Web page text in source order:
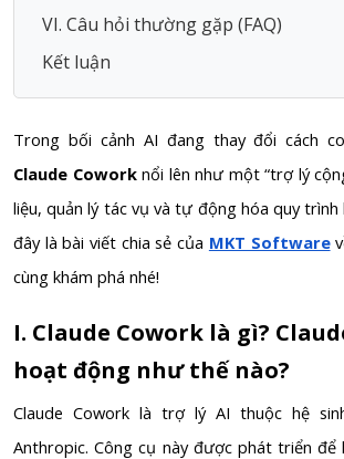
VI. Câu hỏi thường gặp (FAQ)
Kết luận
Trong bối cảnh AI đang thay đổi cách
Claude Coworknổi lên như một “trợ lý
liệu, quản lý tác vụ và tự động hóa quy trình
đây là bài viết chia sẻ của MKT Software
cùng khám phá nhé!
I. Claude Cowork là gì?
hoạt động như thế nào?
Claude Cowork là trợ lý AI thuộc hệ
Anthropic. Công cụ này được phát triển